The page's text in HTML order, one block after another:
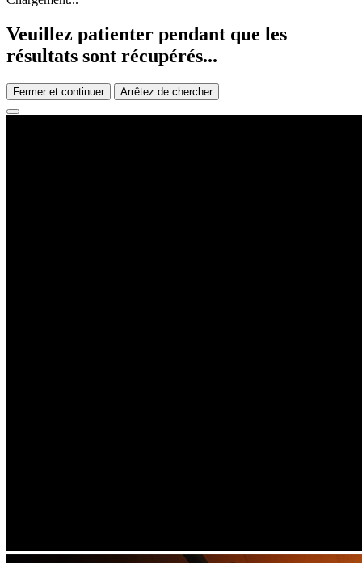
Veuillez patienter pendant que les
résultats sont récupérés...
Fermer et continuer Arrêtez de chercher